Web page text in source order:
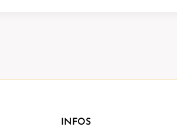
INFOS